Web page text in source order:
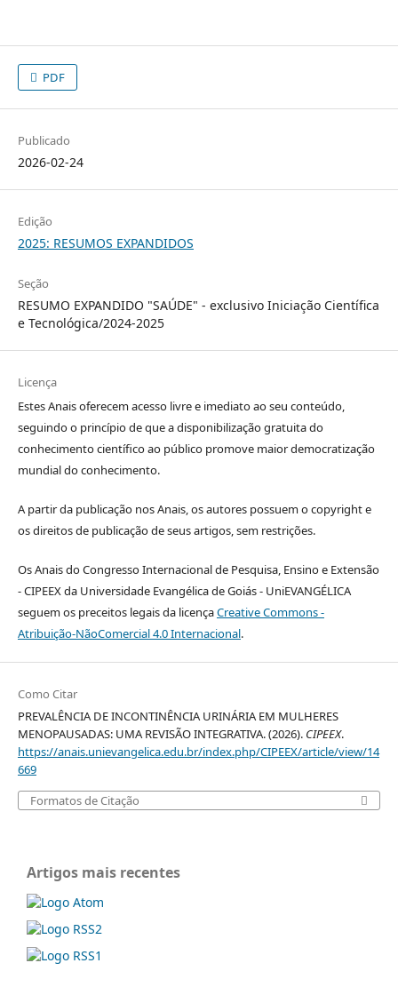
PDF
Publicado
2026-02-24
Edição
2025: RESUMOS EXPANDIDOS
Seção
RESUMO EXPANDIDO "SAÚDE" - exclusivo Iniciação Científica
e Tecnológica/2024-2025
Licença
Estes Anais oferecem acesso livre e imediato ao seu conteúdo,
seguindo o princípio de que a disponibilização gratuita do
conhecimento científico ao público promove maior democratização
mundial do conhecimento.
A partir da publicação nos Anais, os autores possuem o copyright e
os direitos de publicação de seus artigos, sem restrições.
Os Anais do Congresso Internacional de Pesquisa, Ensino e Extensão
- CIPEEX da Universidade Evangélica de Goiás - UniEVANGÉLICA
seguem os preceitos legais da licençaCreative Commons -
Atribuição-NãoComercial 4.0 Internacional.
Como Citar
PREVALÊNCIA DE INCONTINÊNCIA URINÁRIA EM MULHERES
MENOPAUSADAS: UMA REVISÃO INTEGRATIVA. (2026). CIPEEX.
https://anais.unievangelica.edu.br/index.php/CIPEEX/article/view/14
669
Formatos de Citação
Artigos mais recentes